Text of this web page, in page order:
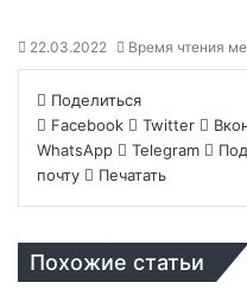
22.03.2022 Время чтения
Поделиться
Facebook
Twitter
WhatsApp
Telegram
почту
Печатать
Похожие статьи